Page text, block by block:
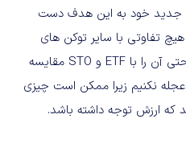
جدید خود به این هدف دست
یابد. برخی بیان می کنند که SLP هیچ تفاوتی با سایر توکن های
موجود در بازار ندارد و برخی دیگر حتی آن را با ETF و STO مقایسه
عجله نکنیم زیرا ممکن است چیزی
که ارزش توجه داشته باشد.